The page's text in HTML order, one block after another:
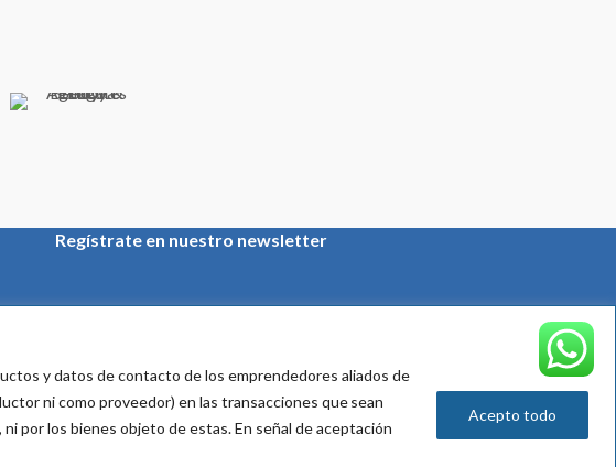
y datos de contacto de los emprendedores aliados de
ni como proveedor) en las transacciones que sean
ni por los bienes objeto deestas. En señal de aceptación
Acepto todo
Regístrate en nuestro newsletter